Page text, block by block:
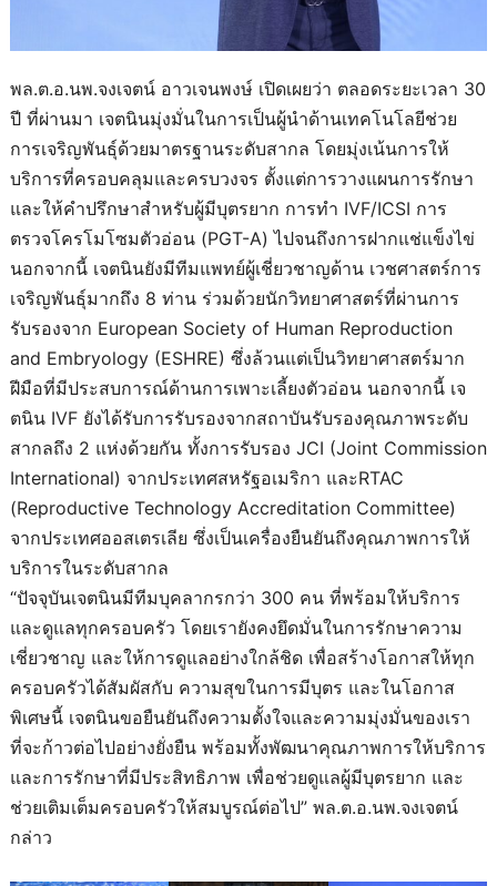
พล.ต.อ.นพ.จงเจตน์ อาวเจนพงษ์ เปิดเผยว่า ตลอดระยะเวลา 30
ปี ที่ผ่านมา เจตนินมุ่งมั่นในการเป็นผู้นำด้านเทคโนโลยีช่วย
การเจริญพันธุ์ด้วยมาตรฐานระดับสากล โดยมุ่งเน้นการให้
บริการที่ครอบคลุมและครบวงจร ตั้งแต่การวางแผนการรักษา
และให้คำปรึกษาสำหรับผู้มีบุตรยาก การทำ IVF/ICSI การ
ตรวจโครโมโซมตัวอ่อน (PGT-A) ไปจนถึงการฝากแช่แข็งไข่
นอกจากนี้ เจตนินยังมีทีมแพทย์ผู้เชี่ยวชาญด้าน เวชศาสตร์การ
เจริญพันธุ์มากถึง 8 ท่าน ร่วมด้วยนักวิทยาศาสตร์ที่ผ่านการ
รับรองจาก European Society of Human Reproduction
and Embryology (ESHRE) ซึ่งล้วนแต่เป็นวิทยาศาสตร์มาก
ฝีมือที่มีประสบการณ์ด้านการเพาะเลี้ยงตัวอ่อน นอกจากนี้ เจ
ตนิน IVF ยังได้รับการรับรองจากสถาบันรับรองคุณภาพระดับ
สากลถึง 2 แห่งด้วยกัน ทั้งการรับรอง JCI (Joint Commission
International) จากประเทศสหรัฐอเมริกา และRTAC
(Reproductive Technology Accreditation Committee)
จากประเทศออสเตรเลีย ซึ่งเป็นเครื่องยืนยันถึงคุณภาพการให้
บริการในระดับสากล
“ปัจจุบันเจตนินมีทีมบุคลากรกว่า 300 คน ที่พร้อมให้บริการ
และดูแลทุกครอบครัว โดยเรายังคงยึดมั่นในการรักษาความ
เชี่ยวชาญ และให้การดูแลอย่างใกล้ชิด เพื่อสร้างโอกาสให้ทุก
ครอบครัวได้สัมผัสกับ ความสุขในการมีบุตร และในโอกาส
พิเศษนี้ เจตนินขอยืนยันถึงความตั้งใจและความมุ่งมั่นของเรา
ที่จะก้าวต่อไปอย่างยั่งยืน พร้อมทั้งพัฒนาคุณภาพการให้บริการ
และการรักษาที่มีประสิทธิภาพ เพื่อช่วยดูแลผู้มีบุตรยาก และ
ช่วยเติมเต็มครอบครัวให้สมบูรณ์ต่อไป” พล.ต.อ.นพ.จงเจตน์
กล่าว